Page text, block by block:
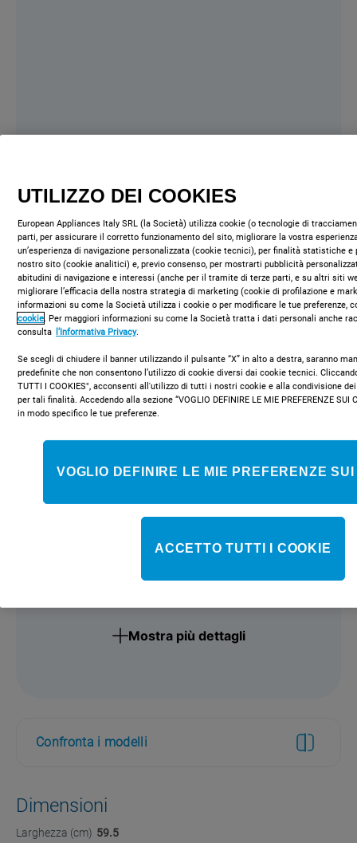
Mostra più dettagli
Confronta i modelli
Dimensioni
Larghezza (cm) 59.5
UTILIZZO DEI COOKIES
European Appliances Italy SRL (la Società) utilizza cookie (o tecnologie di
parti, per assicurare il corretto funzionamento del sito, migliorare la vostra
un’esperienza di navigazione personalizzata (cookie tecnici), per finalità statistiche e
nostro sito (cookie analitici) e, previo consenso, per mostrarti pubblicità
abitudini di navigazione e interessi (anche per il tramite di terze parti, e su altri siti
migliorare l’efficacia della nostra strategia di marketing (cookie di profilazione e
informazioni su come la Società utilizza i cookie o per modificare le tue preferenze,
cookie. Per maggiori informazioni su come la Società tratta i dati personali anche
consulta l’Informativa Privacy.
Se scegli di chiudere il banner utilizzando il pulsante “X” in alto a destra, saranno
predefinite che non consentono l’utilizzo di cookie diversi dai cookie tecnici.
TUTTI I COOKIES", acconsenti all'utilizzo di tutti i nostri cookie e alla condivisione
per tali finalità. Accedendo alla sezione “VOGLIO DEFINIRE LE MIE PREFERENZE SUI
in modo specifico le tue preferenze.
VOGLIO DEFINIRE LE MIE PREFERENZE
ACCETTO TUTTI I COOKIE